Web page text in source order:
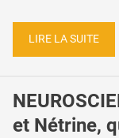
LIRE LA SUITE
et Nétrine,